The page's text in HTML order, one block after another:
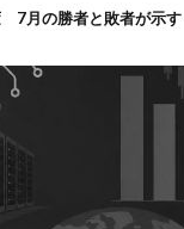
月の勝者と敗者が示す